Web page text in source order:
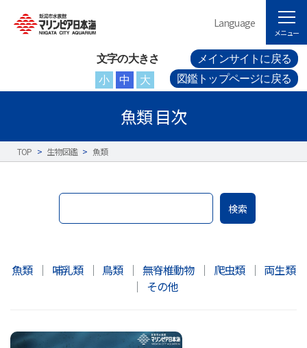
文字の大きさ
小
中 大
メインサイトに戻る
図鑑トップページに戻る
Language
メニュー
魚類 目次
TOP > 生物図鑑 > 魚類
検索
魚類 ｜ 哺乳類 ｜ 鳥類 ｜ 無脊椎動物 ｜ 爬虫類 ｜ 両生類
｜ その他